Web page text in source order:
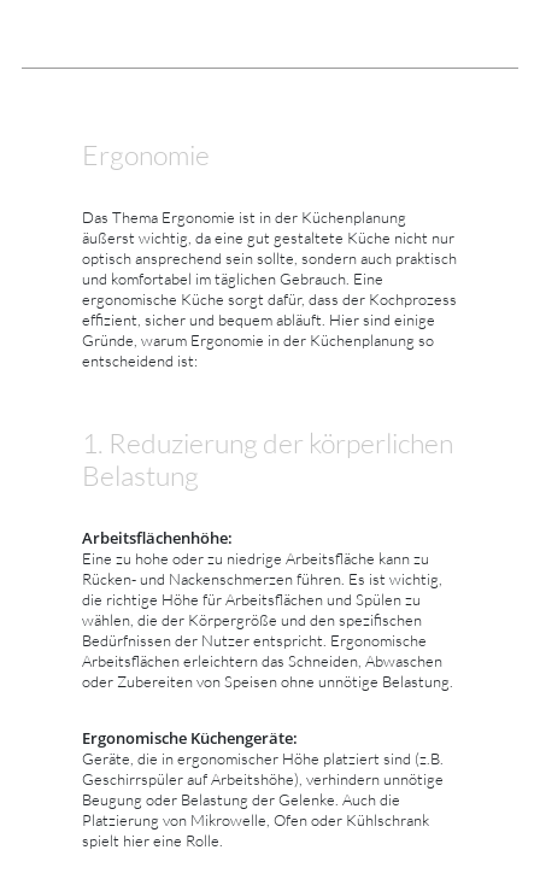
Ergonomie
Das Thema Ergonomie ist in der Küchenplanung
äußerst wichtig, da eine gut gestaltete Küche nicht nur
optisch ansprechend sein sollte, sondern auch praktisch
und komfortabel im täglichen Gebrauch. Eine
ergonomische Küche sorgt dafür, dass der Kochprozess
effizient, sicher und bequem abläuft. Hier sind einige
Gründe, warum Ergonomie in der Küchenplanung so
entscheidend ist:
1. Reduzierung der körperlichen
Belastung
Arbeitsflächenhöhe:
Eine zu hohe oder zu niedrige Arbeitsfläche kann zu
Rücken- und Nackenschmerzen führen. Es ist wichtig,
die richtige Höhe für Arbeitsflächen und Spülen zu
wählen, die der Körpergröße und den spezifischen
Bedürfnissen der Nutzer entspricht. Ergonomische
Arbeitsflächen erleichtern das Schneiden, Abwaschen
oder Zubereiten von Speisen ohne unnötige Belastung.
Ergonomische Küchengeräte:
Geräte, die in ergonomischer Höhe platziert sind (z.B.
Geschirrspüler auf Arbeitshöhe), verhindern unnötige
Beugung oder Belastung der Gelenke. Auch die
Platzierung von Mikrowelle, Ofen oder Kühlschrank
spielt hier eine Rolle.